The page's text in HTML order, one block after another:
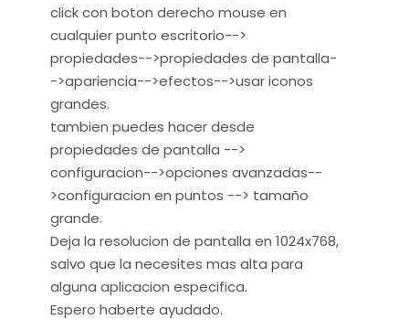
click con boton derecho mouse en
cualquier punto escritorio-->
propiedades-->propiedades de pantalla-
->apariencia-->efectos-->usar iconos
grandes.
tambien puedes hacer desde
propiedades de pantalla -->
configuracion-->opciones avanzadas--
>configuracion en puntos --> tamaño
grande.
Deja la resolucion de pantalla en 1024x768,
salvo que la necesites mas alta para
alguna aplicacion especifica.
Espero haberte ayudado.